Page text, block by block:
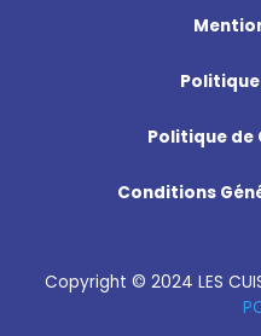
Politique
Conditions
Copyright © 2024 LES